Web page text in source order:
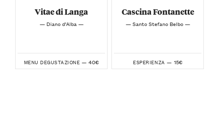
Vitae di Langa
— Diano d’Alba —
MENU DEGUSTAZIONE — 40€
Cascina Fontanette
— Santo Stefano Belbo —
ESPERIENZA — 15€